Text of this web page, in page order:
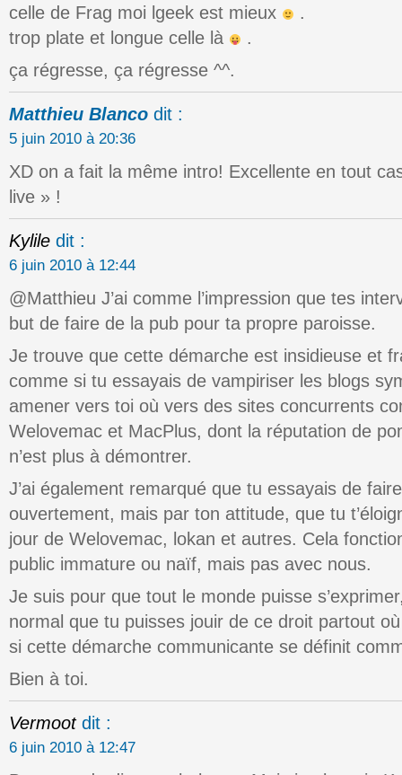
celle de Frag moi lgeek est mieux
.
trop plate et longue celle là
.
ça régresse, ça régresse ^^.
Matthieu Blanco dit :
5 juin 2010 à 20:36
XD on a fait la même intro! Excellente en tout
live » !
Kylile dit :
6 juin 2010 à 12:44
@Matthieu J’ai comme l’impression que tes
but de faire de la pub pour ta propre paroisse.
Je trouve que cette démarche est insidieuse et
comme si tu essayais de vampiriser les blogs
amener vers toi où vers des sites concurrents
Welovemac et MacPlus, dont la réputation de
n’est plus à démontrer.
J’ai également remarqué que tu essayais de
ouvertement, mais par ton attitude, que tu
jour de Welovemac, lokan et autres. Cela
public immature ou naïf, mais pas avec nous.
Je suis pour que tout le monde puisse
normal que tu puisses jouir de ce droit partout
si cette démarche communicante se définit
Bien à toi.
Vermoot dit :
6 juin 2010 à 12:47